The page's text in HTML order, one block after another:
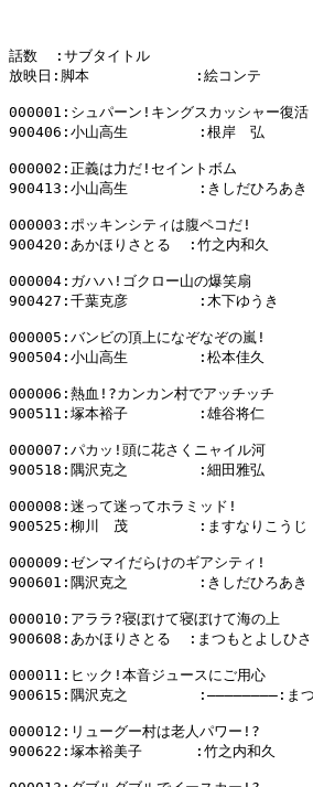
話数  :サブタイトル
放映日:脚本            :絵コンテ
000001:シュパーン!キングスカッシャー復活
900406:小山高生        :根岸　弘
000002:正義は力だ!セイントボム
900413:小山高生        :きしだひろあき
000003:ポッキンシティは腹ペコだ!
900420:あかほりさとる  :竹之内和久
000004:ガハハ!ゴクロー山の爆笑扇
900427:千葉克彦        :木下ゆうき
000005:バンビの頂上になぞなぞの嵐!
900504:小山高生        :松本佳久
000006:熱血!?カンカン村でアッチッチ
900511:塚本裕子        :雄谷将仁
000007:パカッ!頭に花さくニャイル河
900518:隅沢克之        :細田雅弘
000008:迷って迷ってホラミッド!
900525:柳川　茂        :ますなりこうじ
000009:ゼンマイだらけのギアシティ!
900601:隅沢克之        :きしだひろあ
000010:アララ?寝ぼけて寝ぼけて海の上
900608:あかほりさとる  :まつもとよしひ
000011:ヒック!本音ジュースにご用心
900615:隅沢克之        :――――――――:まつ
000012:リューグー村は老人パワー!?
900622:塚本裕美子      :竹之内和久